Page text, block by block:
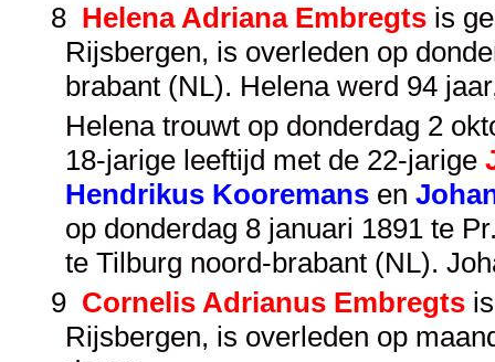
8 Helena Adriana Embregts is
Rijsbergen, is overleden op
brabant (NL). Helena werd 94
Helena trouwt op donderdag 2
18-jarige leeftijd met de 22-jarige
Hendrikus Kooremans en
op donderdag 8 januari 1891 te
te Tilburg noord-brabant (NL).
9 Cornelis Adrianus Embregts
Rijsbergen, is overleden op